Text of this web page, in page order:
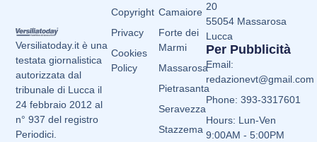
Versiliatoday.it è una
testata giornalistica
autorizzata dal
tribunale di Lucca il
24 febbraio 2012 al
n° 937 del registro
Periodici.
Camaiore
Forte dei
Marmi
Massarosa
Pietrasanta
Seravezza
Stazzema
Copyright
Privacy
Cookies
Policy
20
55054 Massarosa
Lucca
Per Pubblicità
Email:
redazionevt@gmail.com
Phone: 393-3317601
Hours: Lun-Ven
9:00AM - 5:00PM